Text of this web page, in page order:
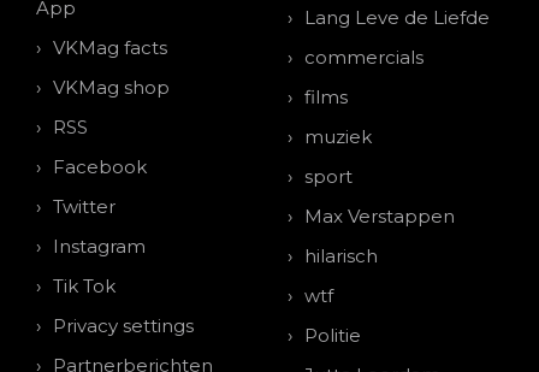
App
VKMag facts
VKMag shop
RSS
Facebook
Twitter
Instagram
Tik Tok
Privacy settings
Partnerberichten
Lang Leve de Liefde
commercials
films
muziek
sport
Max Verstappen
hilarisch
wtf
Politie